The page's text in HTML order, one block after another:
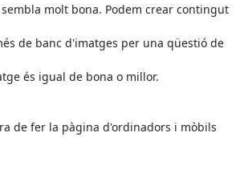
molt bona. Podem crear contingut
de banc d'imatges per una qüestió de
és igual de bona o millor.
de fer la pàgina d'ordinadors i mòbils